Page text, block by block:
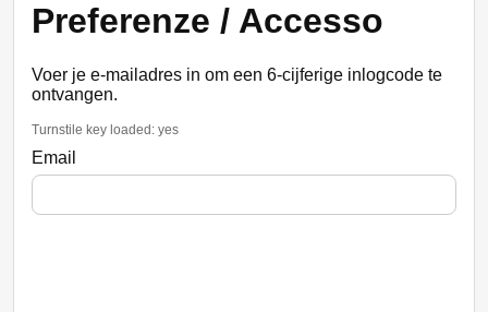
Preferenze / Accesso
Voer je e-mailadres in om een 6-cijferige inlogcode te
ontvangen.
Turnstile key loaded: yes
Email